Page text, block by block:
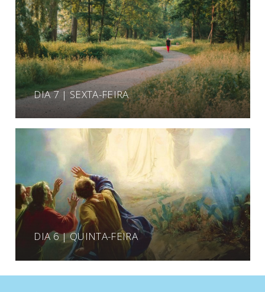
DIA 7 | SEXTA-FEIRA
DIA 6 | QUINTA-FEIRA